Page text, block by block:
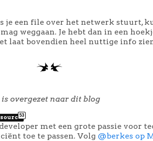
je een file over het netwerk stuurt,
weggaan. Je hebt dan in een
laat bovendien heel nuttige info
overgezet naar dit blog
53
met een grote passie voor
toe te passen. Volg @berkes op